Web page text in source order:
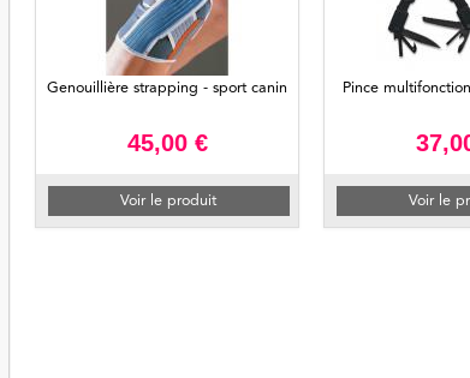
Genouillière strapping - sport canin
45,00 €
Voir le produit
Pince
Voir le